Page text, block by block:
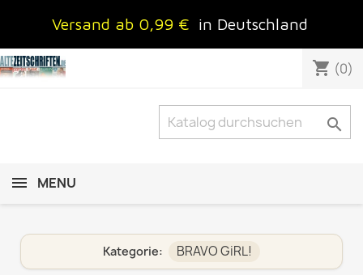
Versand ab 0,99 € in Deutschland
shopping_cart (0)

MENU
Kategorie: BRAVO GiRL!